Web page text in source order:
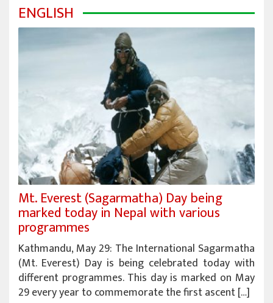
ENGLISH
Mt. Everest (Sagarmatha) Day being
marked today in Nepal with various
programmes
Kathmandu, May 29: The International Sagarmatha
(Mt. Everest) Day is being celebrated today with
different programmes. This day is marked on May
29 every year to commemorate the first ascent […]